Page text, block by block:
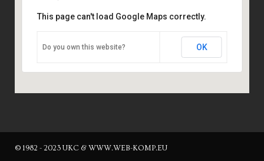
This page can't load Google Maps correctly.
Do you own this website? OK
© 1982 - 2023 UKC & WWW.WEB-KOMP.EU